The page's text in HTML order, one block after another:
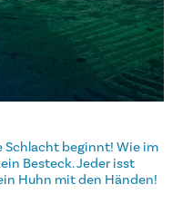
Schlacht beginnt! Wie im
Besteck. Jeder isst
Huhn mit den Händen!